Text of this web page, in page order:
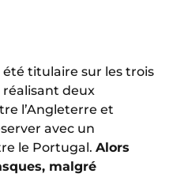
été titulaire sur les trois
deux
l’Angleterre et
avec un
le Portugal. Alors
malgré